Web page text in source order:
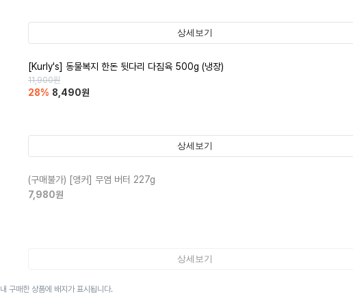
상세보기
[Kurly's] 동물복지 한돈 뒷다리 다짐육 500g (냉장)
11,900원
28% 8,490원
상세보기
(구매불가) [앵커] 무염 버터 227g
7,980원
상세보기
구매한 상품에 배지가 표시됩니다.